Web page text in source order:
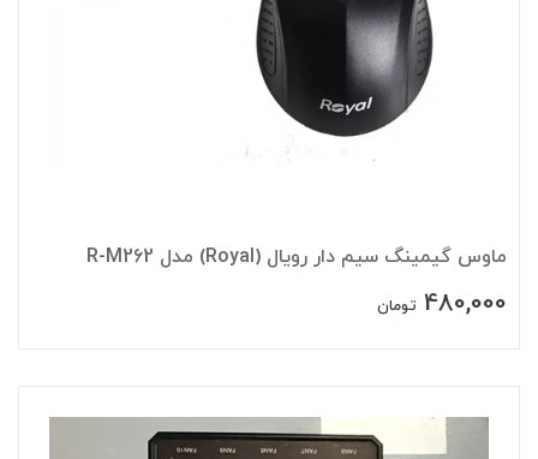
ماوس گیمینگ سیم دار رویال (Royal) مدل R-M262
480,000 تومان